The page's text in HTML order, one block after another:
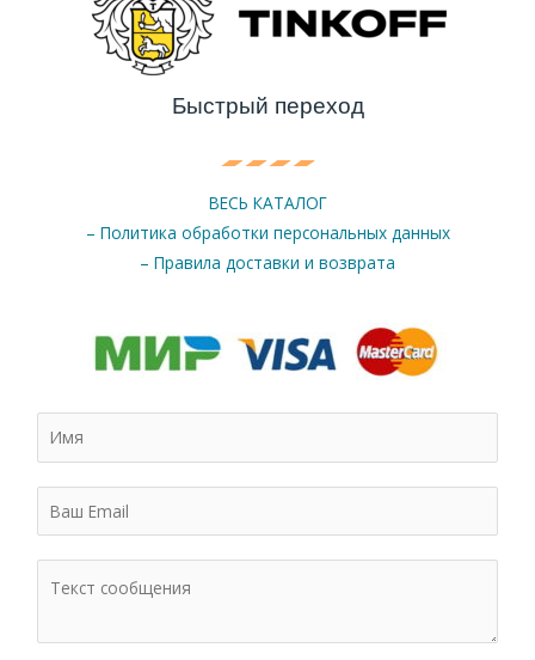
Быстрый переход
ВЕСЬ КАТАЛОГ
– Политика обработки персональных данных
– Правила доставки и возврата